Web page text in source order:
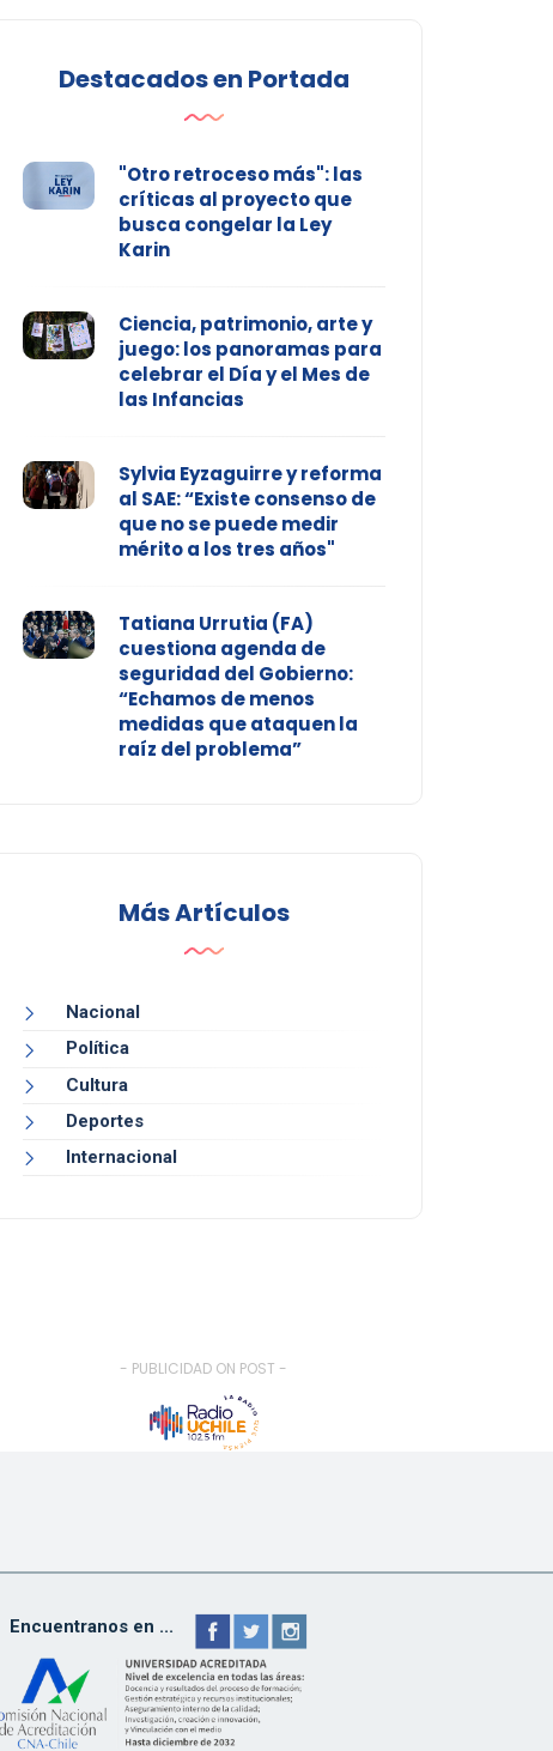
Destacados en Portada
"Otro retroceso más": las
críticas al proyecto que
busca congelar la Ley
Karin
Ciencia, patrimonio, arte y
juego: los panoramas para
celebrar el Día y el Mes de
las Infancias
Sylvia Eyzaguirre y reforma
al SAE: “Existe consenso de
que no se puede medir
mérito a los tres años"
Tatiana Urrutia (FA)
cuestiona agenda de
seguridad del Gobierno:
“Echamos de menos
medidas que ataquen la
raíz del problema”
Más Artículos
Nacional
Política
Cultura
Deportes
Internacional
- PUBLICIDAD ON POST -
Encuentranos en ...